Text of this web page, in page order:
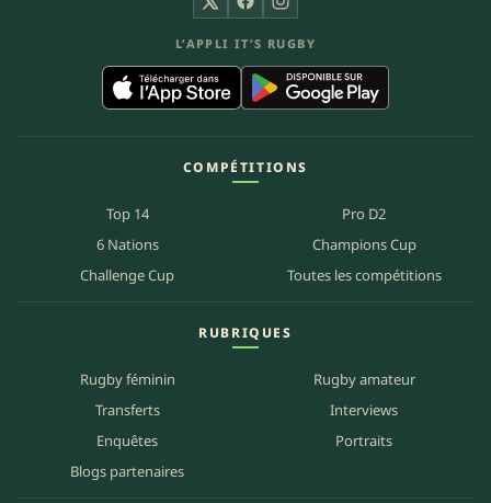
X FacebookInstagram
L’APPLI IT’S RUGBY
COMPÉTITIONS
Top 14
Pro D2
6 Nations
Champions Cup
Challenge Cup
Toutes les compétitions
RUBRIQUES
Rugby féminin
Rugby amateur
Transferts
Interviews
Enquêtes
Portraits
Blogs partenaires